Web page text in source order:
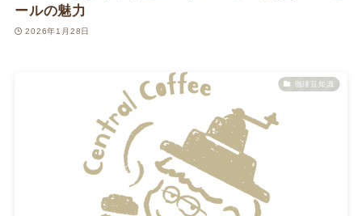
ールの魅力
2026年1月28日
珈琲豆知識